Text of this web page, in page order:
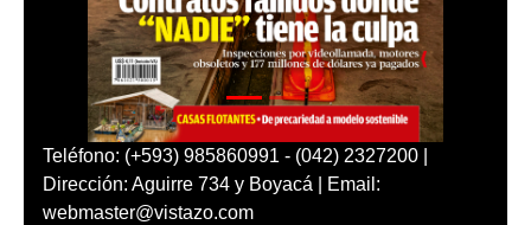
Teléfono: (+593) 985860991 - (042) 2327200 |
Dirección: Aguirre 734 y Boyacá | Email:
webmaster@vistazo.com